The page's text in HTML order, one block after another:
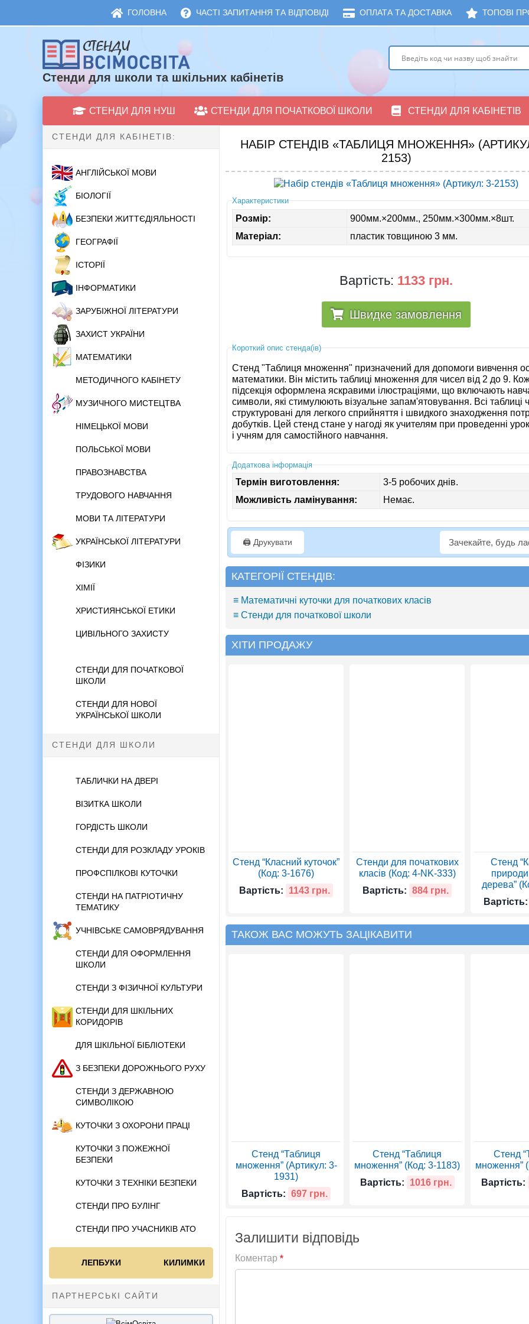
ГОЛОВНА ЧАСТІ ЗАПИТАННЯ ТА ВІДПОВІДІ ОПЛАТА ТА ДОСТАВКА ТОПОВІ
Стенди для школи та шкільних кабінетів
СТЕНДИ ДЛЯ НУШ СТЕНДИ ДЛЯ ПОЧАТКОВОЇ ШКОЛИ СТЕНДИ ДЛЯ КАБІНЕТІВ
СТЕНДИ ДЛЯ КАБІНЕТІВ:
АНГЛІЙСЬКОЇ МОВИ
БІОЛОГІЇ
БЕЗПЕКИ ЖИТТЄДІЯЛЬНОСТІ
ГЕОГРАФІЇ
ІСТОРІЇ
ІНФОРМАТИКИ
ЗАРУБІЖНОЇ ЛІТЕРАТУРИ
ЗАХИСТ УКРАЇНИ
МАТЕМАТИКИ
МЕТОДИЧНОГО КАБІНЕТУ
МУЗИЧНОГО МИСТЕЦТВА
НІМЕЦЬКОЇ МОВИ
ПОЛЬСЬКОЇ МОВИ
ПРАВОЗНАВСТВА
ТРУДОВОГО НАВЧАННЯ
МОВИ ТА ЛІТЕРАТУРИ
УКРАЇНСЬКОЇ ЛІТЕРАТУРИ
ФІЗИКИ
ХІМІЇ
ХРИСТИЯНСЬКОЇ ЕТИКИ
ЦИВІЛЬНОГО ЗАХИСТУ
СТЕНДИ ДЛЯ ПОЧАТКОВОЇ
ШКОЛИ
СТЕНДИ ДЛЯ НОВОЇ
УКРАЇНСЬКОЇ ШКОЛИ
СТЕНДИ ДЛЯ ШКОЛИ
ТАБЛИЧКИ НА ДВЕРІ
ВІЗИТКА ШКОЛИ
ГОРДІСТЬ ШКОЛИ
СТЕНДИ ДЛЯ РОЗКЛАДУ УРОКІВ
ПРОФСПІЛКОВІ КУТОЧКИ
СТЕНДИ НА ПАТРІОТИЧНУ
ТЕМАТИКУ
УЧНІВСЬКЕ САМОВРЯДУВАННЯ
СТЕНДИ ДЛЯ ОФОРМЛЕННЯ
ШКОЛИ
СТЕНДИ З ФІЗИЧНОЇ КУЛЬТУРИ
СТЕНДИ ДЛЯ ШКІЛЬНИХ
КОРИДОРІВ
ДЛЯ ШКІЛЬНОЇ БІБЛІОТЕКИ
З БЕЗПЕКИ ДОРОЖНЬОГО РУХУ
СТЕНДИ З ДЕРЖАВНОЮ
СИМВОЛІКОЮ
КУТОЧКИ З ОХОРОНИ ПРАЦІ
КУТОЧКИ З ПОЖЕЖНОЇ
БЕЗПЕКИ
КУТОЧКИ З ТЕХНІКИ БЕЗПЕКИ
СТЕНДИ ПРО БУЛІНГ
СТЕНДИ ПРО УЧАСНИКІВ АТО
ЛЕПБУКИ КИЛИМКИ
ПАРТНЕРСЬКІ САЙТИ
НАБІР СТЕНДІВ «ТАБЛИЦЯ МНОЖЕННЯ»
2153)
Характеристики
Розмір:
900мм.×200мм., 250мм.×300мм.×8шт.
Матеріал:
пластик товщиною 3 мм.
Вартість: 1133 грн.
Швидке замовлення
Короткий опис стенда(ів)
Стенд "Таблиця множення" призначений для допомоги вивчення
математики. Він містить таблиці множення для чисел від 2 до 9.
підсекція оформлена яскравими ілюстраціями, що включають
символи, які стимулюють візуальне запам'ятовування. Всі таблиці
структуровані для легкого сприйняття і швидкого знаходження
добутків. Цей стенд стане у нагоді як учителям при проведенні
і учням для самостійного навчання.
Додаткова інформація
Термін виготовлення:
3-5 робочих днів.
Можливість ламінування:
Немає.
🖨️ Друкувати Зачекайте, будь
КАТЕГОРІЇ СТЕНДІВ:
≡ Математичні куточки для початкових класів
≡ Стенди для початкової школи
ХІТИ ПРОДАЖУ
Стенд “Класний куточок”
(Код: 3-1676)
Вартість:
1143 грн.
Стенди для початкових
класів (Код: 4-NK-333)
Вартість: 884 грн.
Стенд
дерева”
Вартість:
ТАКОЖ ВАС МОЖУТЬ ЗАЦІКАВИТИ
Стенд “Таблиця
множення” (Артикул: 3-
1931)
Вартість: 697 грн.
Стенд “Таблиця
множення” (Код: 3-1183)
Вартість:
1016 грн.
Стенд
множення”
Вартість:
Залишити відповідь
Коментар *